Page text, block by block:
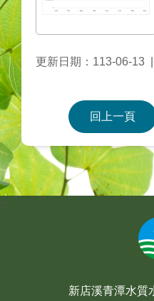
更新日期：113-06-13
回上一頁
:::
新店溪青潭水